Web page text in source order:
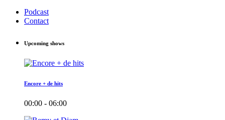
Podcast
Contact
Upcoming shows
Encore + de hits
00:00 - 06:00